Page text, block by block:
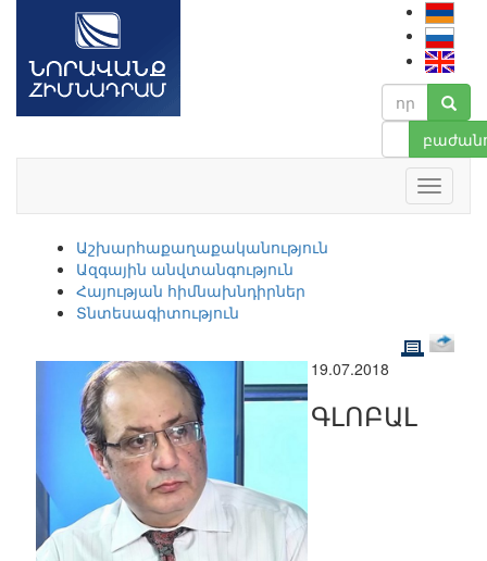
Աշխարհաքաղաքականություն
Ազգային անվտանգություն
Հայության հիմնախնդիրներ
Տնտեսագիտություն
19.07.2018
ԳԼՈԲԱԼ